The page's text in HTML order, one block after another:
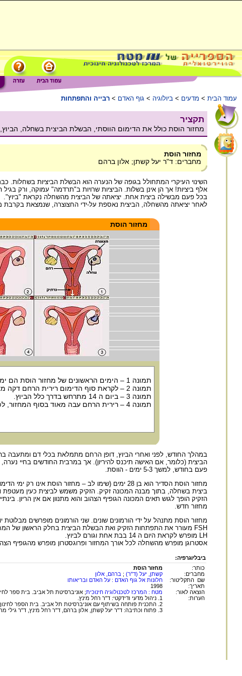
עמוד הבית > מדעים > ביולוגיה > גוף האדם > רבייה והתפתחות
תקציר
מחזור הוסת כולל את הדימום הווסתי, הבשלת הביצית בשחלה, הביוץ, התעבות רירית הרחם וחוזר
מחזור הוסת
מחברים: ד"ר יעל קשתן; אלון ברהם
אלף ביציות! אך הן אינן בשלות. הביציות שרויות ב"תרדמה" עמוקה, ורק
בכל פעם מבשילה ביצית אחת. יציאתה של הביצית מהשחלה נקראת "ביוץ".
לאחר יציאתה מהשחלה, הביצית נאספת על-ידי החצוצרה, שנמצאת בקרבת
במהלך החודש, לפני ואחרי הביוץ, דופן הרחם מתמלאת בכלי דם ומתעבה
הביצית (כלומר, אם האישה תיכנס להיריון). אך במרבית החודשים בחיי
פעם בחודש, למשך 5-3 ימים - הווסת.
מחזור הוסת הסדיר הוא בן 28 ימים (שימו לב – מחזור
מחזור חדש.
מחזור הוסת מתנהל על ידי הורמונים שונים. שני הורמונים מופרשים
FSH מעורר את התפתחות הזקיק ואת הבשלת הביצית בחלק הראשון של המחזור.
LH מופרש לקראת היום ה 14 בבת אחת וגורם לביוץ.
אסטרוגן מופרש מהשחלה לכל אורך המחזור ופרוגסטרון מופרש מהגופיף
ביבליוגרפיה:
כותר:
מחזור הוסת
מחברים:
קשתן, יעל (ד"ר) ; ברהם, אלון
שם התקליטור:
חלונות אל גוף האדם : על האדם ובריאותו
תאריך:
1998
הוצאה לאור:
מטח : המרכז לטכנולוגיה חינוכית; אוניברסיטת תל אביב. בית ספר
הערות:
1. ניהול מדעי ודידקטי: ד"ר רחל מינץ.
2. התכנית פותחה בשיתוף עם אוניברסיטת תל אביב. בית הספר לחינוך. המרכז הטכנולוגי חינוכי - מדע וטכנולוגיה לחטיבות הביניים.
3. פתוח וכתיבה: ד"ר יעל קשתן, אלון ברהם, ד"ר רחל מינץ, ד"ר גילי מרבך-עד, ד"ר סמדר רייספלד.